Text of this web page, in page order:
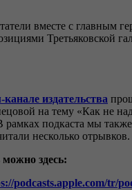
вместе с главным
Третьяковской
канале издательства
на тему «Как не
рамках подкаста мы также
несколько отрывков.
здесь:
podcasts.apple.com/tr/